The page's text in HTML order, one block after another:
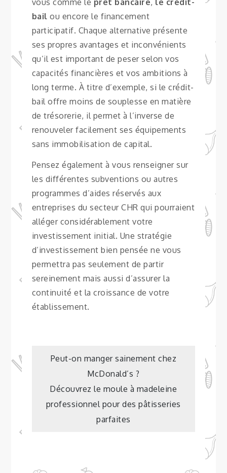
vous comme le prêt bancaire, le crédit-
bail ou encore le financement
participatif. Chaque alternative présente
ses propres avantages et inconvénients
qu’il est important de peser selon vos
capacités financières et vos ambitions à
long terme. À titre d’exemple, si le crédit-
bail offre moins de souplesse en matière
de trésorerie, il permet à l’inverse de
renouveler facilement ses équipements
sans immobilisation de capital.
Pensez également à vous renseigner sur
les différentes subventions ou autres
programmes d’aides réservés aux
entreprises du secteur CHR qui pourraient
alléger considérablement votre
investissement initial. Une stratégie
d’investissement bien pensée ne vous
permettra pas seulement de partir
sereinement mais aussi d’assurer la
continuité et la croissance de votre
établissement.
Navigation
de
l’article
Peut-on manger sainement chez
McDonald’s ?
Découvrez le moule à madeleine
professionnel pour des pâtisseries
parfaites